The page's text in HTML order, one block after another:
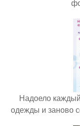
Надоело
одежды и заново